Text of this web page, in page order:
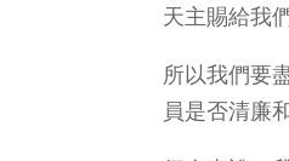
天主賜給我
所以我們要
員是否清廉